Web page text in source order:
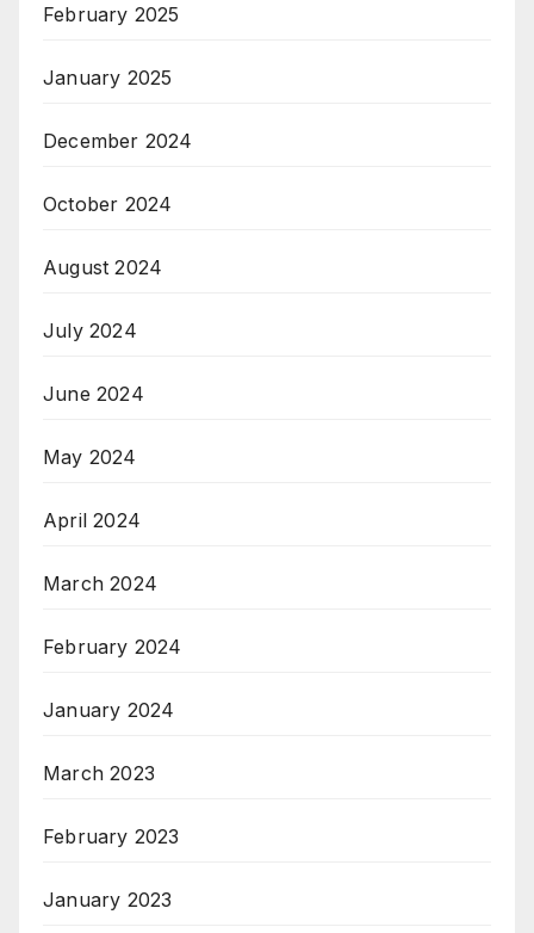
February 2025
January 2025
December 2024
October 2024
August 2024
July 2024
June 2024
May 2024
April 2024
March 2024
February 2024
January 2024
March 2023
February 2023
January 2023